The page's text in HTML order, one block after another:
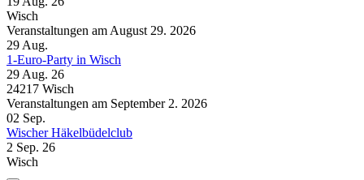
Wisch
Veranstaltungen am August 29. 2026
29 Aug.
1-Euro-Party in Wisch
29 Aug. 26
24217 Wisch
Veranstaltungen am September 2. 2026
02 Sep.
Wischer Häkelbüdelclub
2 Sep. 26
Wisch